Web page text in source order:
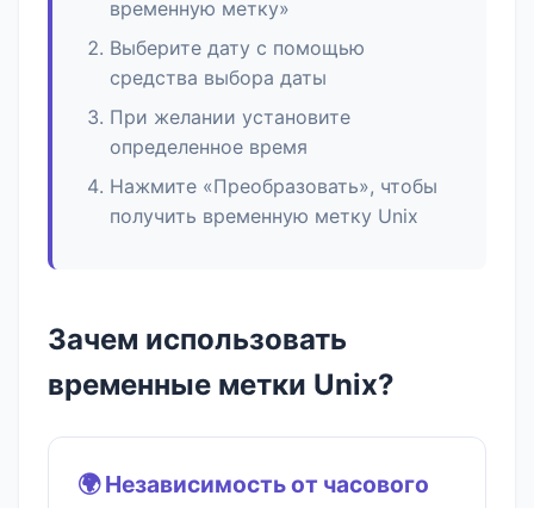
временную метку»
Выберите дату с помощью
средства выбора даты
При желании установите
определенное время
Нажмите «Преобразовать», чтобы
получить временную метку Unix
Зачем использовать
временные метки Unix?
🌍 Независимость от часового